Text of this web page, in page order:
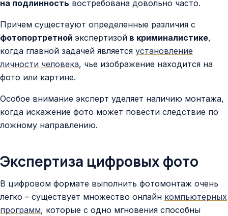
на подлинность востребована довольно часто.
Причем существуют определенные различия с
фотопортретной экспертизой в криминалистике,
когда главной задачей является установление
личности человека, чье изображение находится на
фото или картине.
Особое внимание эксперт уделяет наличию монтажа,
когда искажение фото может повести следствие по
ложному направлению.
Экспертиза цифровых фото
В цифровом формате выполнить фотомонтаж очень
легко – существует множество онлайн компьютерных
программ, которые с одно мгновения способны